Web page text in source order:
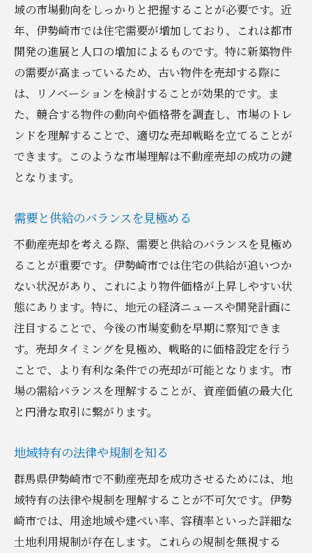
域の市場動向をしっかりと把握することが必要です。近
年、伊勢崎市では住宅需要が増加しており、これは都市
開発の進展と人口の増加によるものです。特に新築物件
の需要が高まっているため、古い物件を売却する際に
は、リノベーションを検討することが効果的です。ま
た、競合する物件の動向や価格帯を調査し、市場のトレ
ンドを理解することで、適切な売却戦略を立てることが
できます。このような市場理解は不動産売却の成功の鍵
となります。
需要と供給のバランスを見極める
不動産売却を考える際、需要と供給のバランスを見極め
ることが重要です。伊勢崎市では住宅の供給が追いつか
ない状況があり、これにより物件価格が上昇しやすい状
態にあります。特に、地元の経済ニュースや開発計画に
注目することで、今後の市場変動を早期に察知できま
す。売却タイミングを見極め、戦略的に価格設定を行う
ことで、より有利な条件での売却が可能となります。市
場の需給バランスを理解することが、資産価値の最大化
と円滑な取引に繋がります。
地域特有の法律や規制を知る
群馬県伊勢崎市で不動産売却を成功させるためには、地
域特有の法律や規制を理解することが不可欠です。伊勢
崎市では、用途地域や建ぺい率、容積率といった詳細な
土地利用規制が存在します。これらの規制を無視する